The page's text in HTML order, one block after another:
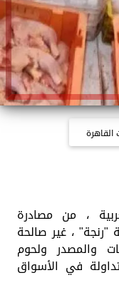
القاهرة
، من مصادرة
"رنجة" ، غير صالحة
والمصدر ولحوم
في الأسواق